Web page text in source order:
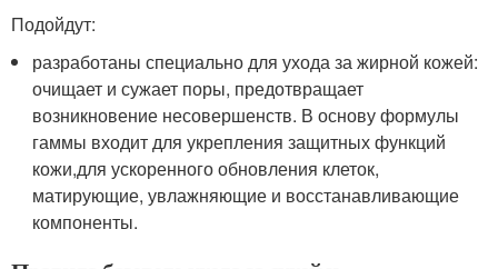
Подойдут:
разработаны специально для ухода за жирной кожей:
очищает и сужает поры, предотвращает
возникновение несовершенств. В основу формулы
гаммы входит для укрепления защитных функций
кожи,для ускоренного обновления клеток,
матирующие, увлажняющие и восстанавливающие
компоненты.